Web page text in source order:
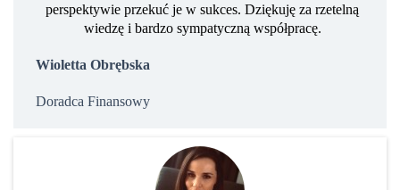
perspektywie przekuć je w sukces. Dziękuję za rzetelną
wiedzę i bardzo sympatyczną współpracę.
Wioletta Obrębska
Doradca Finansowy